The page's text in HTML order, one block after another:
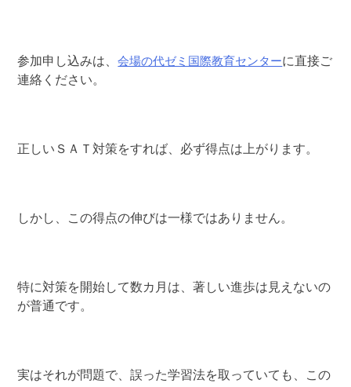
参加申し込みは、会場の代ゼミ国際教育センターに直接ご
連絡ください。
正しいＳＡＴ対策をすれば、必ず得点は上がります。
しかし、この得点の伸びは一様ではありません。
特に対策を開始して数カ月は、著しい進歩は見えないの
が普通です。
実はそれが問題で、誤った学習法を取っていても、この